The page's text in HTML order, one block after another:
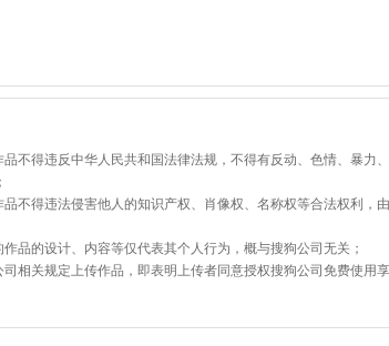
不得违反中华人民共和国法律法规，不得有反动、色情、暴力
不得违法侵害他人的知识产权、肖像权、名称权等合法权利，
品的设计、内容等仅代表其个人行为，概与搜狗公司无关；
相关规定上传作品，即表明上传者同意授权搜狗公司免费使用